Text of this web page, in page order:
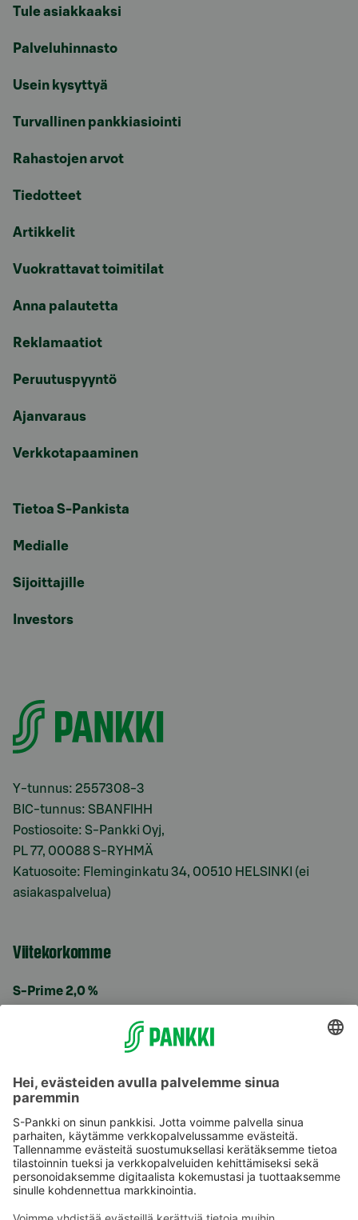
Tule asiakkaaksi
Palveluhinnasto
Usein kysyttyä
Turvallinen pankkiasiointi
Rahastojen arvot
Tiedotteet
Artikkelit
Vuokrattavat toimitilat
Anna palautetta
Reklamaatiot
Peruutuspyyntö
Ajanvaraus
Verkkotapaaminen
Tietoa S-Pankista
Medialle
Sijoittajille
Investors
Y-tunnus: 2557308-3
BIC-tunnus: SBANFIHH
Postiosoite: S-Pankki Oyj,
PL 77, 00088 S-RYHMÄ
Katuosoite: Fleminginkatu 34, 00510 HELSINKI (ei
asiakaspalvelua)
Viitekorkomme
S-Prime 2,0 %
Käyttöehdot